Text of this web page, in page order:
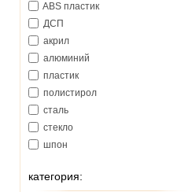
ABS пластик
ДСП
акрил
алюминий
пластик
полистирол
сталь
стекло
шпон
категория: